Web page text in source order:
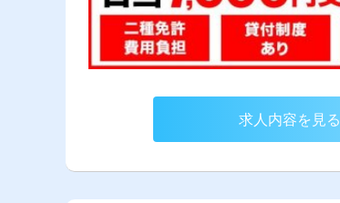
求人内容を見る